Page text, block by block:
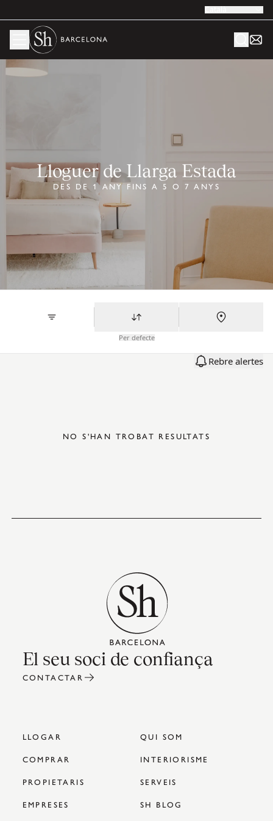
Català
Lloguer de Llarga Estada
DES DE 1 ANY FINS A 5 O 7 ANYS
Per defecte
Rebre alertes
NO S'HAN TROBAT RESULTATS
El seu soci de confiança
CONTACTAR
LLOGAR
QUI SOM
COMPRAR
INTERIORISME
PROPIETARIS
SERVEIS
EMPRESES
SH BLOG